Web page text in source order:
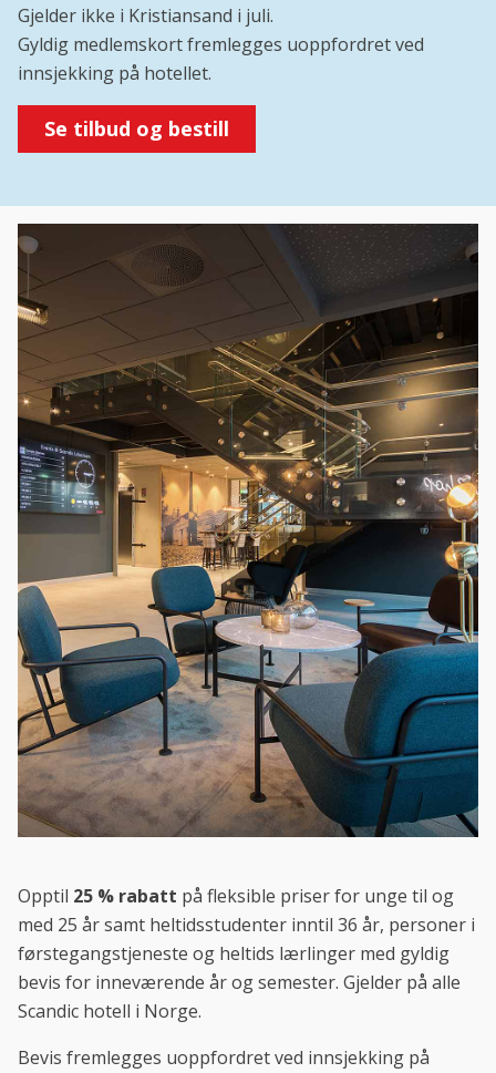
Gjelder ikke i Kristiansand i juli.
Gyldig medlemskort fremlegges uoppfordret ved
innsjekking på hotellet.
Se tilbud og bestill
Opptil 25 % rabatt på fleksible priser for unge til og
med 25 år samt heltidsstudenter inntil 36 år, personer i
førstegangstjeneste og heltids lærlinger med gyldig
bevis for inneværende år og semester. Gjelder på alle
Scandic hotell i Norge.
Bevis fremlegges uoppfordret ved innsjekking på